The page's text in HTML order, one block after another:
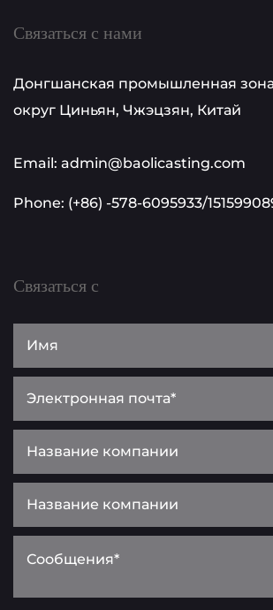
Связаться с нами
Донгшанская промышленная
округ Циньян, Чжэцзян, Китай
Email: admin@baolicasting.com
Phone: (+86) -578-6095933/
Связаться с